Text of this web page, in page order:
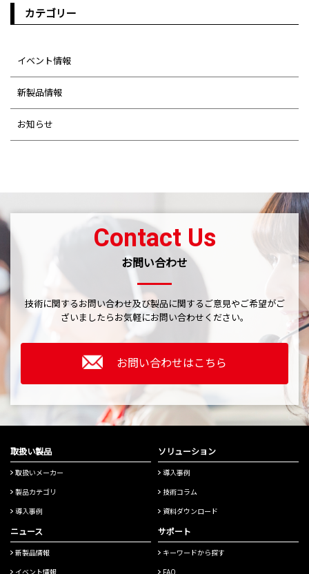
カテゴリー
イベント情報
新製品情報
お知らせ
Contact Us
お問い合わせ
技術に関するお問い合わせ及び製品に関するご意見やご希望がご
ざいましたら お気軽にお問い合わせください。
お問い合わせはこちら
取扱い製品
取扱いメーカー
製品カテゴリ
導入事例
ソリューション
導入事例
技術コラム
資料ダウンロード
ニュース
新製品情報
イベント情報
サポート
キーワードから探す
FAQ